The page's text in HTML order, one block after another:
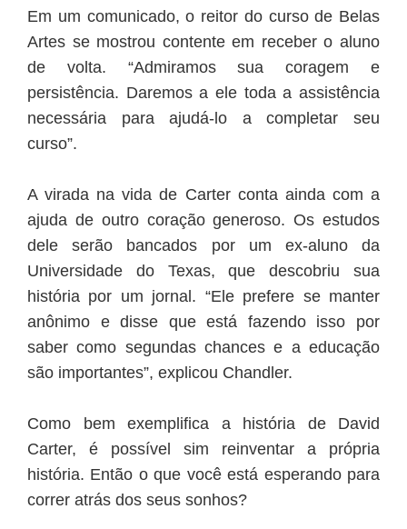
Em um comunicado, o reitor do curso de Belas
Artes se mostrou contente em receber o aluno
de volta. “Admiramos sua coragem e
persistência. Daremos a ele toda a assistência
necessária para ajudá-lo a completar seu
curso”.
A virada na vida de Carter conta ainda com a
ajuda de outro coração generoso. Os estudos
dele serão bancados por um ex-aluno da
Universidade do Texas, que descobriu sua
história por um jornal. “Ele prefere se manter
anônimo e disse que está fazendo isso por
saber como segundas chances e a educação
são importantes”, explicou Chandler.
Como bem exemplifica a história de David
Carter, é possível sim reinventar a própria
história. Então o que você está esperando para
correr atrás dos seus sonhos?